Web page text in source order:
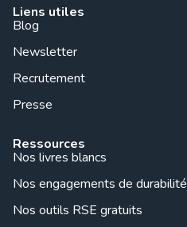
Liens utiles
Blog
Newsletter
Recrutement
Presse
Ressources
Nos livres blancs
Nos engagements de durabilité
Nos outils RSE gratuits